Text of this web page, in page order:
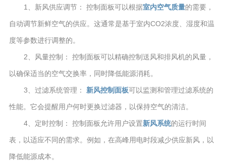
1、新风供应调节： 控制面板可以根据室内空气质量的需要，
自动调节新鲜空气的供应。这通常是基于室内CO2浓度、湿度和温
度等参数进行调整的。
2、风量控制： 控制面板可以精确控制送风和排风机的风量，
以确保适当的空气交换率，同时降低能源消耗。
3、过滤系统管理： 新风控制面板可以监测和管理过滤系统的
性能。它会提醒用户何时更换过滤器，以保持空气的清洁。
4、定时控制： 控制面板允许用户设置新风系统的运行时间
表，以适应不同的需求。例如，在高峰用电时段减少供应新风，以
降低能源成本。